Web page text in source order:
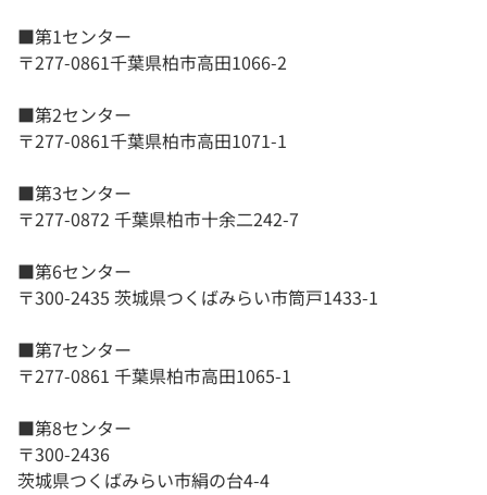
■第1センター
〒277-0861千葉県柏市高田1066-2
■第2センター
〒277-0861千葉県柏市高田1071-1
■第3センター
〒277-0872 千葉県柏市十余二242-7
■第6センター
〒300-2435 茨城県つくばみらい市筒戸1433-1
■第7センター
〒277-0861 千葉県柏市高田1065-1
■第8センター
〒300-2436
茨城県つくばみらい市絹の台4-4